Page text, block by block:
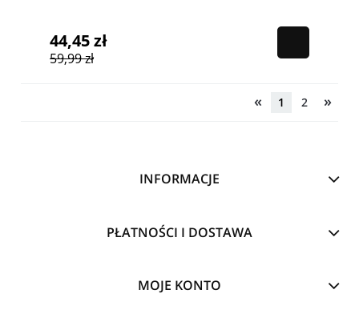
44,45 zł
59,99 zł
« 1 2 »
INFORMACJE
PŁATNOŚCI I DOSTAWA
MOJE KONTO